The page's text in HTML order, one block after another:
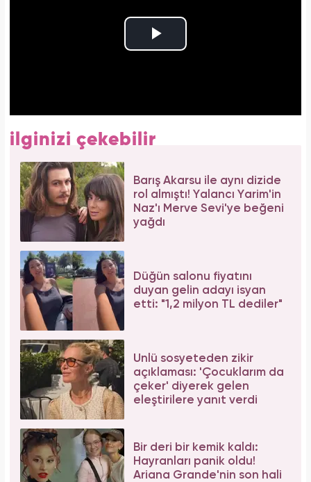
ilginizi çekebilir
Barış Akarsu ile aynı dizide
rol almıştı! Yalancı Yarim'in
Naz'ı Merve Sevi'ye beğeni
yağdı
Düğün salonu fiyatını
duyan gelin adayı isyan
etti: "1,2 milyon TL dediler"
Ünlü sosyeteden zikir
açıklaması: 'Çocuklarım da
çeker' diyerek gelen
eleştirilere yanıt verdi
Bir deri bir kemik kaldı:
Hayranları panik oldu!
Ariana Grande'nin son hali